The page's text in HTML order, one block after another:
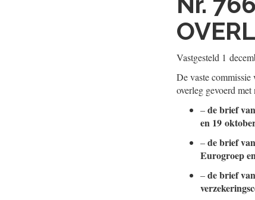
Vastgesteld 1
De vaste commissie
overleg gevoerd
–de brief
en 19
–de brief
Eurogroep
–de brief